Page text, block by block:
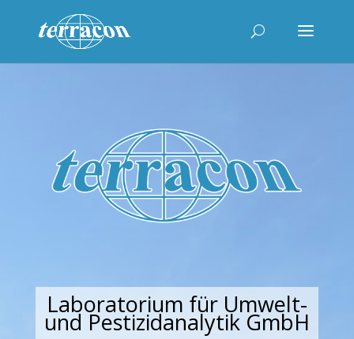
Laboratorium für Umwelt-
und Pestizidanalytik GmbH